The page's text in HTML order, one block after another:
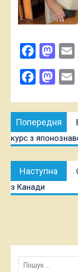
Навігація
записів
Попередня
курс з
Наступна
з Канади
Пошук: